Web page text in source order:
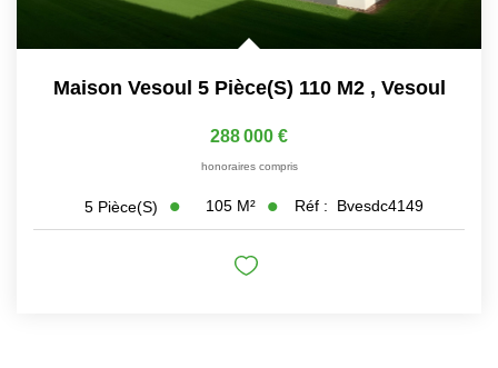
Maison Vesoul 5 Pièce(s) 110 M2 , Vesoul
288 000 €
honoraires compris
5 Pièce(s) 105 M² Réf : Bvesdc4149